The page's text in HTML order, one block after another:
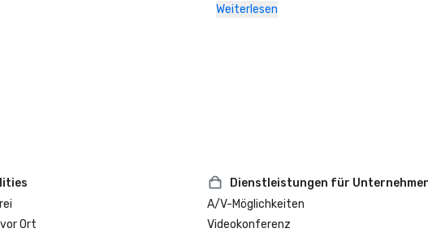
Beste
Weiterlesen
Ort
Dienstleistungen für
A/V-Möglichkeiten
Videokonferenz